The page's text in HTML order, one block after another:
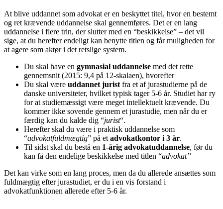
At blive uddannet som advokat er en beskyttet titel, hvor en bestemt
og ret krævende uddannelse skal gennemføres. Det er en lang
uddannelse i flere trin, der slutter med en “beskikkelse” – det vil
sige, at du herefter endeligt kan benytte titlen og får muligheden for
at agere som aktør i det retslige system.
Du skal have en gymnasial uddannelse med det rette
gennemsnit (2015: 9,4 på 12-skalaen), hvorefter
Du skal være uddannet juristfra et af jurastudierne på de
danske universiteter, hvilket typisk tager 5-6 år. Studiet har ry
for at studiemæssigt være meget intellektuelt krævende. Du
kommer ikke sovende gennem et jurastudie, men når du er
færdig kan du kalde dig “jurist“.
Herefter skal du være i praktisk uddannelse som
“advokatfuldmægtig” på etadvokatkontor i 3 år.
Til sidst skal du bestå en 1-årig advokatuddannelse, før du
kan få den endelige beskikkelse med titlen “advokat”
Det kan virke som en lang proces, men da du allerede ansættes som
fuldmægtig efter jurastudiet, er du i en vis forstand i
advokatfunktionen allerede efter 5-6 år.